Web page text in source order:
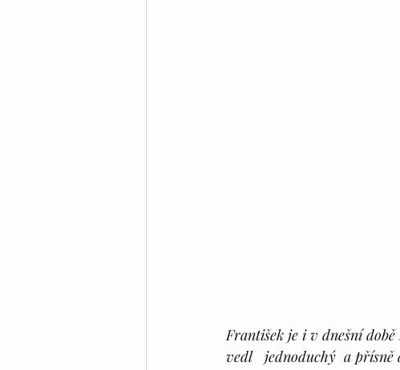
František je i v dnešní
vedl   jednoduchý  a přísně